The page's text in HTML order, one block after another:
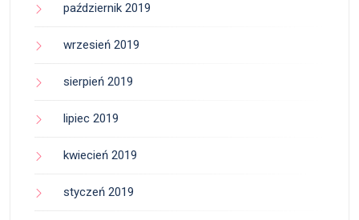
październik 2019
wrzesień 2019
sierpień 2019
lipiec 2019
kwiecień 2019
styczeń 2019